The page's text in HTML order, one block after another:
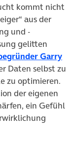
kommt nicht
aus der
und -
gelitten
Garry
Daten selbst zu
zu optimieren.
der eigenen
ein Gefühl